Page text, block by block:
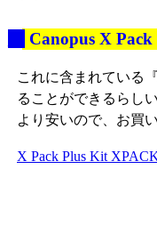
Canopus X
これに含まれている
ることができるらし
より安いので、お買
X Pack Plus Kit